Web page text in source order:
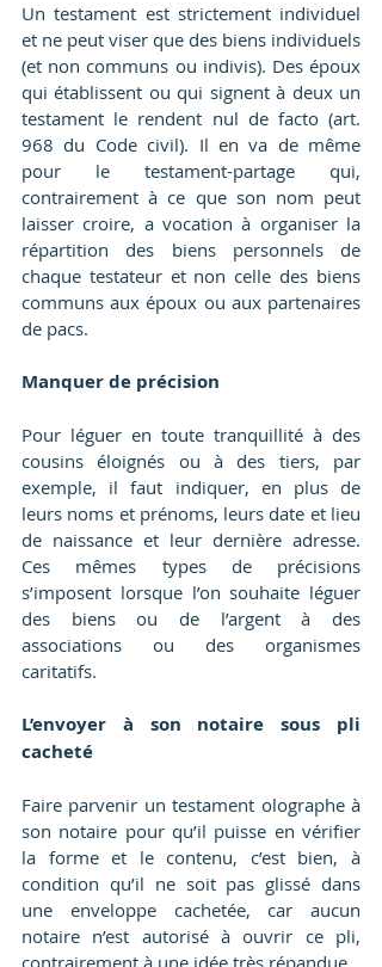
Un testament est strictement individuel
et ne peut viser que des biens individuels
(et non communs ou indivis). Des époux
qui établissent ou qui signent à deux un
testament le rendent nul de facto (art.
968 du Code civil). Il en va de même
pour le testament-partage qui,
contrairement à ce que son nom peut
laisser croire, a vocation à organiser la
répartition des biens personnels de
chaque testateur et non celle des biens
communs aux époux ou aux partenaires
de pacs.
Manquer de précision
Pour léguer en toute tranquillité à des
cousins éloignés ou à des tiers, par
exemple, il faut indiquer, en plus de
leurs noms et prénoms, leurs date et lieu
de naissance et leur dernière adresse.
Ces mêmes types de précisions
s’imposent lorsque l’on souhaite léguer
des biens ou de l’argent à des
associations ou des organismes
caritatifs.
L’envoyer à son notaire sous pli
cacheté
Faire parvenir un testament olographe à
son notaire pour qu’il puisse en vérifier
la forme et le contenu, c’est bien, à
condition qu’il ne soit pas glissé dans
une enveloppe cachetée, car aucun
notaire n’est autorisé à ouvrir ce pli,